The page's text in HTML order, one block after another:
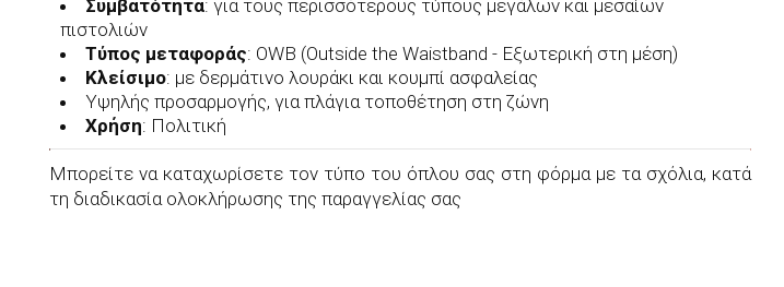
Θήκες Custom Made
Ζώνες
Θήκες Στρατιωτικού Τύπου
Θήκες Custom Made
Συμβατότητα: για τους περισσότερους τύπους μεγάλων και μεσαίων
πιστολιών
Τύπος μεταφοράς: OWB (Outside the Waistband - Εξωτερική στη μέση)
Κλείσιμο: με δερμάτινο λουράκι και κουμπί ασφαλείας
Υψηλής προσαρμογής, για πλάγια τοποθέτηση στη ζώνη
Χρήση: Πολιτική
Μπορείτε να καταχωρίσετε τον τύπο του όπλου σας στη φόρμα με τα σχόλια, κατά
τη διαδικασία ολοκλήρωσης της παραγγελίας σας